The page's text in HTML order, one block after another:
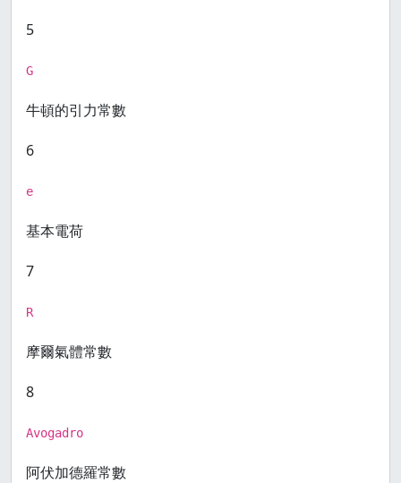
5
G
牛頓的引力常數
6
e
基本電荷
7
R
摩爾氣體常數
8
Avogadro
阿伏加德羅常數